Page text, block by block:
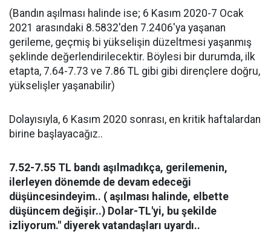
(Bandın aşılması halinde ise; 6 Kasım 2020-7 Ocak
2021 arasındaki 8.5832'den 7.2406'ya yaşanan
gerileme, geçmiş bi yükselişin düzeltmesi yaşanmış
şeklinde değerlendirilecektir. Böylesi bir durumda, ilk
etapta, 7.64-7.73 ve 7.86 TL gibi gibi dirençlere doğru,
yükselişler yaşanabilir)
Dolayısıyla, 6 Kasım 2020 sonrası, en kritik haftalardan
birine başlayacağız..
7.52-7.55 TL bandı aşılmadıkça, gerilemenin,
ilerleyen dönemde de devam edeceği
düşüncesindeyim.. ( aşılması halinde, elbette
düşüncem değişir..) Dolar-TL'yi, bu şekilde
izliyorum." diyerek vatandaşları uyardı..